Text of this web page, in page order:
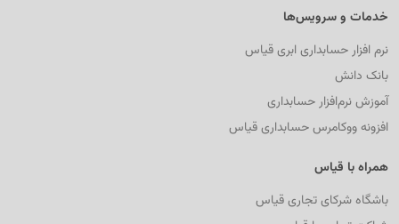
خدمات و سرویس‌ها
نرم افزار حسابداری ابری قیاس
بانک دانش
آموزش نرم‌افزار حسابداری
افزونه ووکامرس حسابداری قیاس
همراه با قیاس
باشگاه شرکای تجاری قیاس